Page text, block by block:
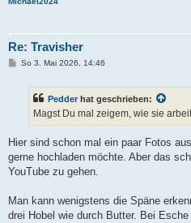
Re: Travisher
BSo 3. Mai 2026, 14:46
Pedder hat geschrieben:
Magst Du mal zeigem, wie sie
Hier sind schon mal ein paar Fotos
gerne hochladen möchte. Aber das
YouTube zu gehen.
Man kann wenigstens die Späne
drei Hobel wie durch Butter. Bei